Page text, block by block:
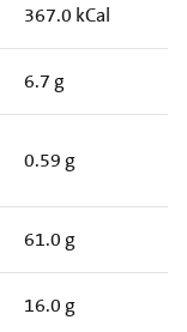
367.0 kCal
6.7 g
0.59 g
61.0 g
16.0 g